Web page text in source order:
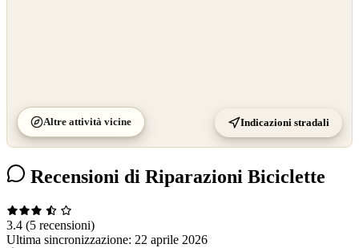
Altre attività vicine Indicazioni stradali
Recensioni di Riparazioni Biciclette
3.4 (5 recensioni)
Ultima sincronizzazione: 22 aprile 2026